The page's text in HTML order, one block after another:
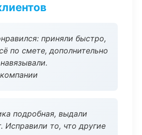
приняли быстро,
по смете, дополнительно
подробная, выдали
Исправили то, что другие